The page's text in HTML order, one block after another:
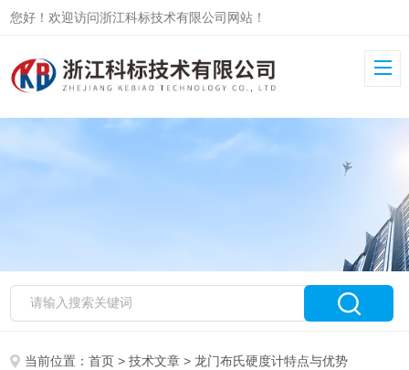
您好！欢迎访问浙江科标技术有限公司网站！
当前位置：首页 >技术文章 > 龙门布氏硬度计特点与优势